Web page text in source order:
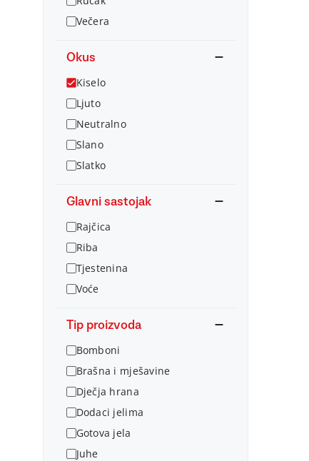
Večera
Okus
Kiselo
Ljuto
Neutralno
Slano
Slatko
Glavni sastojak
Rajčica
Riba
Tjestenina
Voće
Tip proizvoda
Bomboni
Brašna i mješavine
Dječja hrana
Dodaci jelima
Gotova jela
Juhe